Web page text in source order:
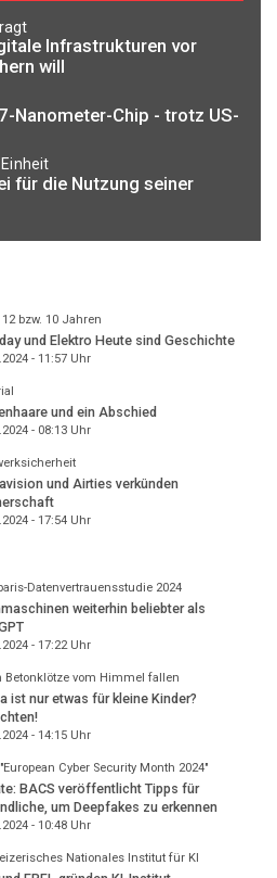
Infrastrukturen vor
will
Nanometer-Chip - trotz US-
für die Nutzung seiner
12 bzw. 10 Jahren
und Elektro Heute sind Geschichte
- 11:57Uhr
und ein Abschied
- 08:13Uhr
und Airties verkünden
- 17:54Uhr
Datenvertrauensstudie 2024
weiterhin beliebter als
- 17:22Uhr
Betonklötze vom Himmel fallen
ist nur etwas für kleine Kinder?
- 14:15Uhr
Cyber Security Month 2024"
BACS veröffentlicht Tipps für
um Deepfakes zu erkennen
- 10:48Uhr
Nationales Institut für KI